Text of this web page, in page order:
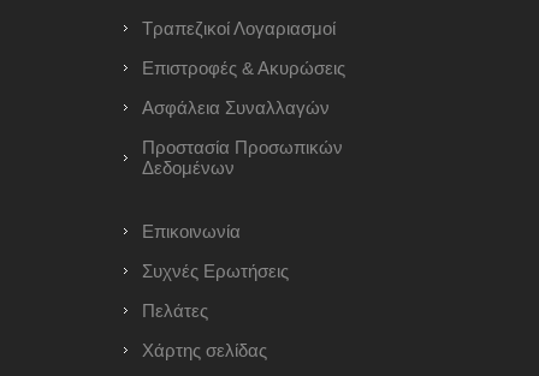
Τραπεζικοί Λογαριασμοί
Επιστροφές & Ακυρώσεις
Ασφάλεια Συναλλαγών
Προστασία Προσωπικών
Δεδομένων
Επικοινωνία
Συχνές Ερωτήσεις
Πελάτες
Χάρτης σελίδας